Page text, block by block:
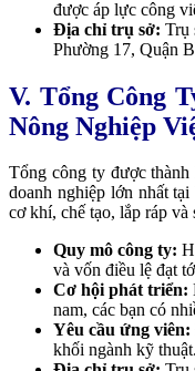
được áp lực công
Địa chỉ trụ sở: Trụ
Phường 17, Quận
V. Tổng Công
Nông Nghiệp
Tổng công ty được
doanh nghiệp lớn nhất
cơ khí, chế tạo, lắp ráp
Quy mô công ty:
và vốn điều lệ đạt
Cơ hội phát triển:
nam, các bạn có
Yêu cầu ứng viên:
khối ngành kỹ thuật.